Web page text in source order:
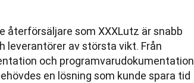
återförsäljare som XXXLutz är snabb
leverantörer av största vikt. Från
och programvarudokumentation
en lösning som kunde spara tid